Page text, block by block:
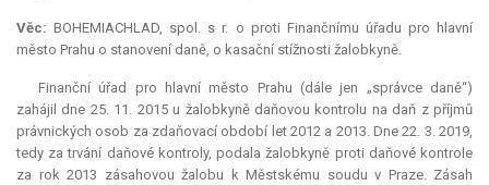
Věc: BOHEMIACHLAD, spol. s r. o proti Finančnímu úřadu pro hlavní
město Prahu o stanovení daně, o kasační stížnosti žalobkyně.
Finanční úřad pro hlavní město Prahu (dále jen „správce daně“)
zahájil dne 25. 11. 2015 u žalobkyně daňovou kontrolu na daň z příjmů
právnických osob za zdaňovací období let 2012 a 2013. Dne 22. 3. 2019,
tedy za trvání daňové kontroly, podala žalobkyně proti daňové kontrole
za rok 2013 zásahovou žalobu k Městskému soudu v Praze. Zásah